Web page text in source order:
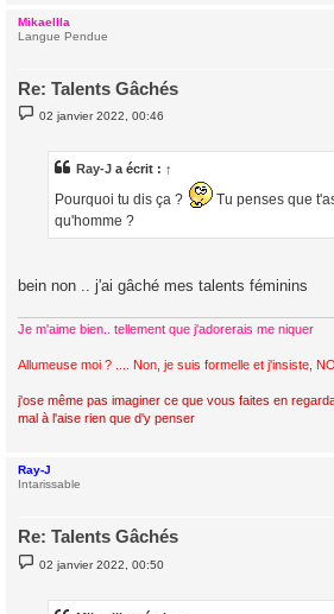
Mikaellla
Langue Pendue
Re: Talents Gâchés
M
e
02 janvier 2022, 00:46
Ray-J a écrit : ↑
Pourquoi tu dis ça ?
Tu penses que
qu'homme ?
bein non .. j'ai gâché mes talents féminins
Je m'aime bien.. tellement que j'adorerais me niquer
Allumeuse moi ? .... Non, je suis formelle et j'insiste,
j'ose même pas imaginer ce que vous faites en
mal à l'aise rien que d'y penser
Ray-J
Intarissable
Re: Talents Gâchés
M
e
02 janvier 2022, 00:50